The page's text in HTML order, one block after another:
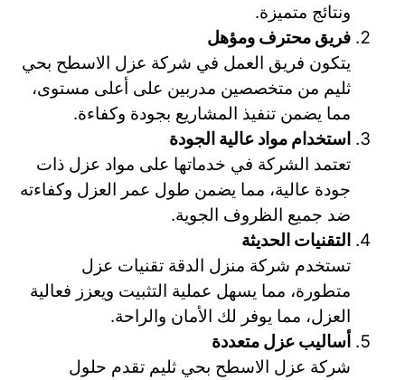
ونتائج متميزة.
فريق محترف ومؤهل
يتكون فريق العمل في شركة عزل الاسطح بحي
ثليم من متخصصين مدربين على أعلى مستوى،
مما يضمن تنفيذ المشاريع بجودة وكفاءة.
استخدام مواد عالية الجودة
تعتمد الشركة في خدماتها على مواد عزل ذات
جودة عالية، مما يضمن طول عمر العزل وكفاءته
ضد جميع الظروف الجوية.
التقنيات الحديثة
تستخدم شركة منزل الدقة تقنيات عزل
متطورة، مما يسهل عملية التثبيت ويعزز فعالية
العزل، مما يوفر لك الأمان والراحة.
أساليب عزل متعددة
شركة عزل الاسطح بحي ثليم تقدم حلول